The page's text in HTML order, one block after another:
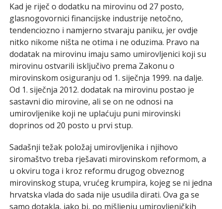
Kad je riječ o dodatku na mirovinu od 27 posto,
glasnogovornici financijske industrije netočno,
tendenciozno i namjerno stvaraju paniku, jer ovdje
nitko nikome ništa ne otima i ne oduzima. Pravo na
dodatak na mirovinu imaju samo umirovljenici koji su
mirovinu ostvarili isključivo prema Zakonu o
mirovinskom osiguranju od 1. siječnja 1999. na dalje.
Od 1. siječnja 2012. dodatak na mirovinu postao je
sastavni dio mirovine, ali se on ne odnosi na
umirovljenike koji ne uplaćuju puni mirovinski
doprinos od 20 posto u prvi stup.
Sadašnji težak položaj umirovljenika i njihovo
siromaštvo treba rješavati mirovinskom reformom, a
u okviru toga i kroz reformu drugog obveznog
mirovinskog stupa, vrućeg krumpira, kojeg se ni jedna
hrvatska vlada do sada nije usudila dirati. Ova ga se
samo dotakla, iako bi, po mišljenju umirovljeničkih